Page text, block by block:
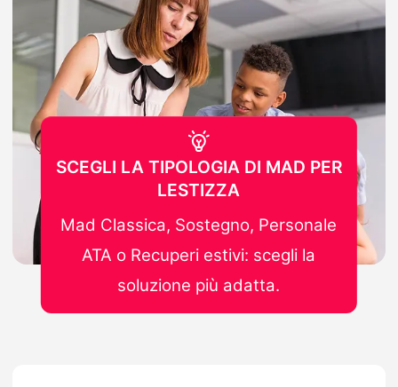
SCEGLI LA TIPOLOGIA DI MAD PER
LESTIZZA
Mad Classica, Sostegno, Personale
ATA o Recuperi estivi: scegli la
soluzione più adatta.